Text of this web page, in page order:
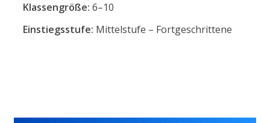
Klassengröße: 6–10
Einstiegsstufe: Mittelstufe – Fortgeschrittene